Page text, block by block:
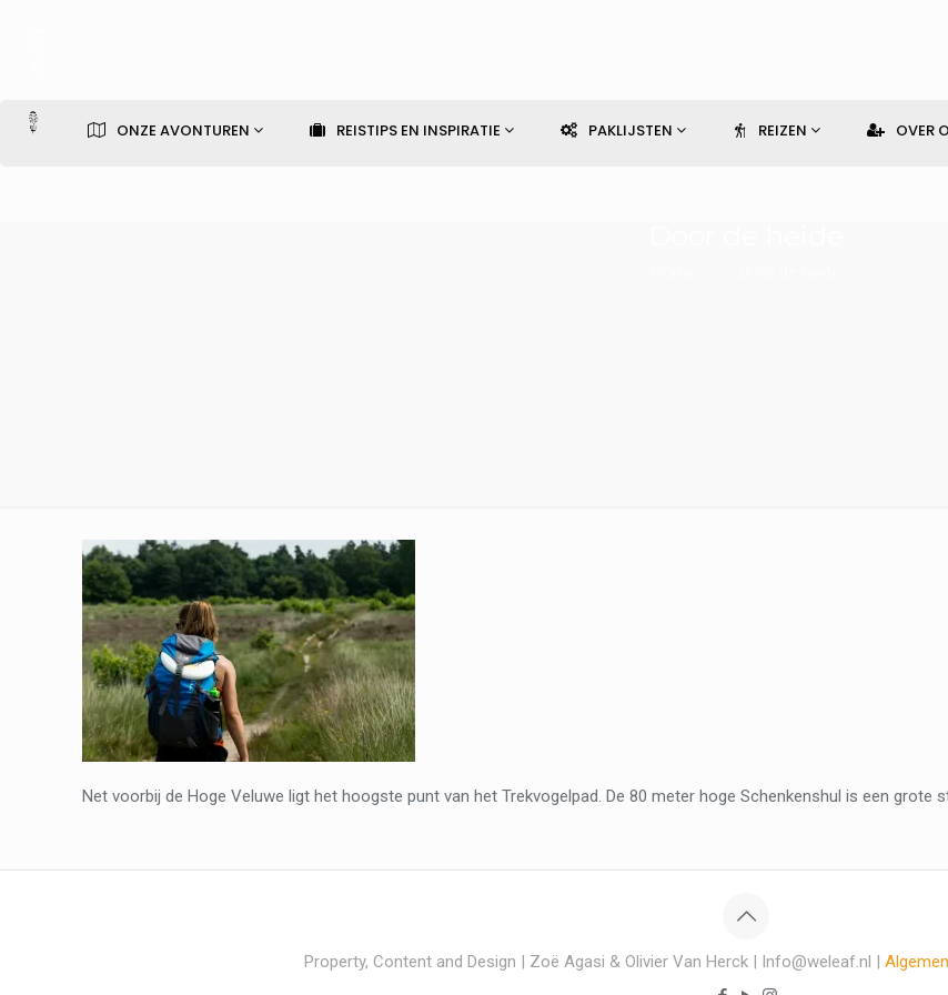
ONZE AVONTUREN REISTIPS EN INSPIRATIE PAKLIJSTEN REIZEN OVER
Net voorbij de Hoge Veluwe ligt het hoogste punt van het Trekvogelpad. De 80 meter hoge Schenkenshul is een grote
Property, Content and Design | Zoë Agasi & Olivier Van Herck | Info@weleaf.nl |